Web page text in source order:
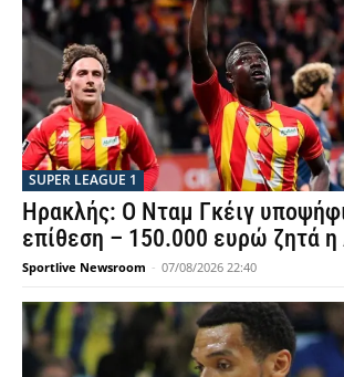
SUPER LEAGUE 1
Ηρακλής: Ο Νταμ Γκέιγ
επίθεση – 150.000 ευρώ ζητά
Sportlive Newsroom - 07/08/2026 22:40